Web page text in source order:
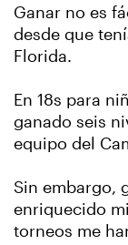
Ganar no es
desde que
Florida.
En 18s para
ganado seis
equipo del
Sin embargo,
enriquecido
torneos me